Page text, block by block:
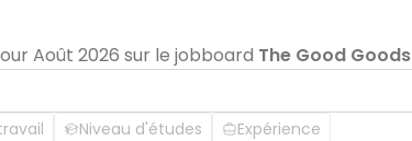
Août 2026 sur le jobboard The Good Goods
Niveau d'études Expérience